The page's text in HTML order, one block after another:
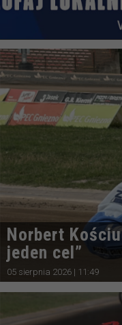
Norbert
jeden cel”
05 sierpnia 2026 | 11:49